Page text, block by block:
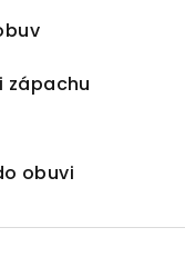
zápachu
obuvi